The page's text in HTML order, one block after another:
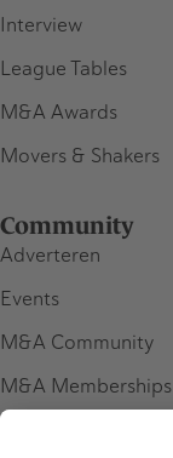
Interview
League Tables
M&A Awards
Movers & Shakers
Community
Adverteren
Events
M&A Community
M&A Memberships